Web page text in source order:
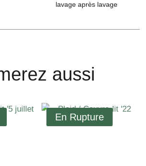
lavage après lavage
aussi